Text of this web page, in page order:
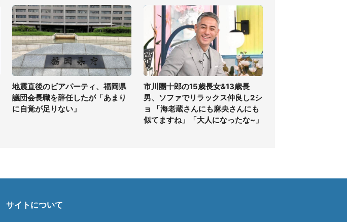
地震直後のビアパーティ、福岡県
議団会長職を辞任したが「あまり
に自覚が足りない」
市川團十郎の15歳長女&13歳長
男、ソファでリラックス仲良し2シ
ョ 「海老蔵さんにも麻央さんにも
似てますね」「大人になったな~」
サイトについて